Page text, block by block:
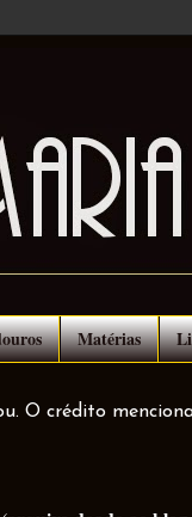
Matérias
O crédito